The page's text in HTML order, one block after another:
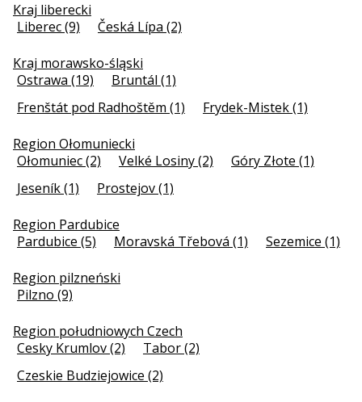
Kraj liberecki
Liberec (9)
Česká Lípa (2)
Kraj morawsko-śląski
Ostrawa (19)
Bruntál (1)
Frenštát pod Radhoštěm (1)
Frydek-Mistek (1)
Region Ołomuniecki
Ołomuniec (2)
Velké Losiny (2)
Góry Złote (1)
Jeseník (1)
Prostejov (1)
Region Pardubice
Pardubice (5)
Moravská Třebová (1) Sezemice (1)
Region pilzneński
Pilzno (9)
Region południowych Czech
Cesky Krumlov (2)
Tabor (2)
Czeskie Budziejowice (2)